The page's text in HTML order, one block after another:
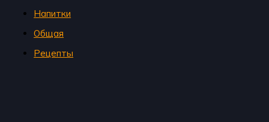
Напитки
Общая
Рецепты